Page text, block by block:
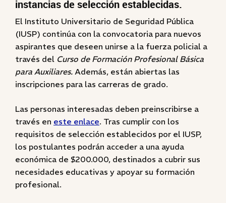
instancias de selección establecidas.
El Instituto Universitario de Seguridad Pública
(IUSP) continúa con la convocatoria para nuevos
aspirantes que deseen unirse a la fuerza policial a
través del Curso de Formación Profesional Básica
para Auxiliares. Además, están abiertas las
inscripciones para las carreras de grado.
Las personas interesadas deben preinscribirse a
través en este enlace. Tras cumplir con los
requisitos de selección establecidos por el IUSP,
los postulantes podrán acceder a una ayuda
económica de $200.000, destinados a cubrir sus
necesidades educativas y apoyar su formación
profesional.